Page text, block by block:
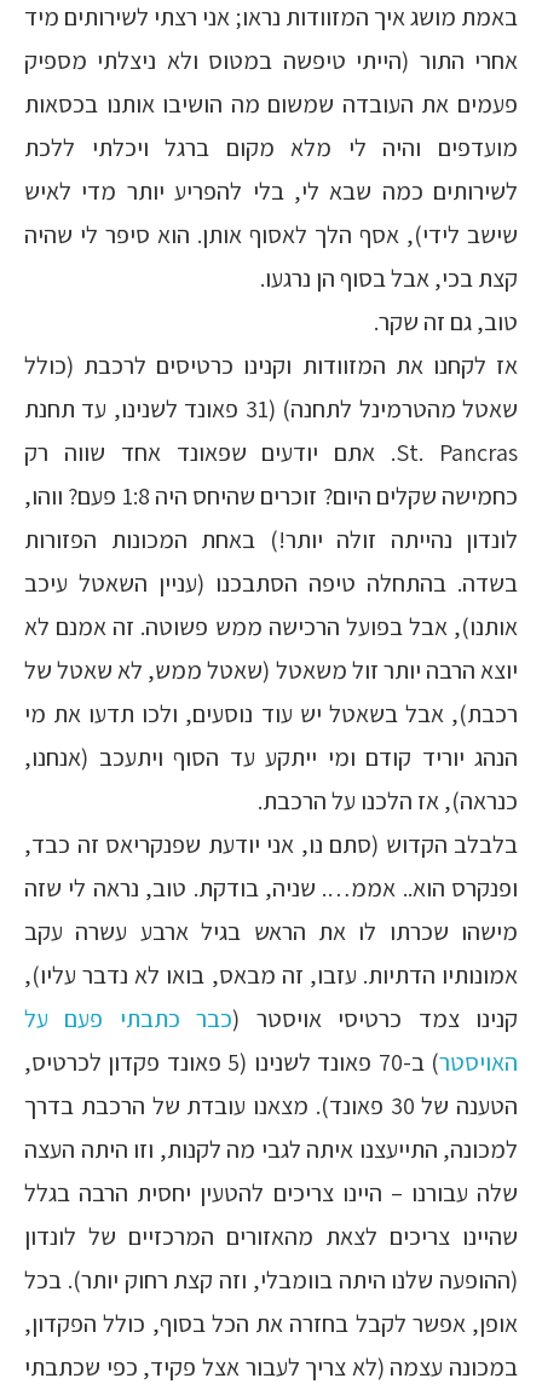
באמת מושג איך המזוודות נראו; אני רצתי לשירותים מיד
אחרי התור (הייתי טיפשה במטוס ולא ניצלתי מספיק
פעמים את העובדה שמשום מה הושיבו אותנו בכסאות
מועדפים והיה לי מלא מקום ברגל ויכלתי ללכת
לשירותים כמה שבא לי, בלי להפריע יותר מדי לאיש
שישב לידי), אסף הלך לאסוף אותן. הוא סיפר לי שהיה
קצת בכי, אבל בסוף הן נרגעו.
טוב, גם זה שקר.
אז לקחנו את המזוודות וקנינו כרטיסים לרכבת (כולל
שאטל מהטרמינל לתחנה) (31 פאונד לשנינו, עד תחנת
St. Pancras. אתם יודעים שפאונד אחד שווה רק
כחמישה שקלים היום? זוכרים שהיחס היה 1:8 פעם? ווהו,
לונדון נהייתה זולה יותר!) באחת המכונות הפזורות
בשדה. בהתחלה טיפה הסתבכנו (עניין השאטל עיכב
אותנו), אבל בפועל הרכישה ממש פשוטה. זה אמנם לא
יוצא הרבה יותר זול משאטל (שאטל ממש, לא שאטל של
רכבת), אבל בשאטל יש עוד נוסעים, ולכו תדעו את מי
הנהג יוריד קודם ומי ייתקע עד הסוף ויתעכב (אנחנו,
כנראה), אז הלכנו על הרכבת.
בלבלב הקדוש (סתם נו, אני יודעת שפנקריאס זה כבד,
ופנקרס הוא.. אממ…. שניה, בודקת. טוב, נראה לי שזה
מישהו שכרתו לו את הראש בגיל ארבע עשרה עקב
אמונותיו הדתיות. עזבו, זה מבאס, בואו לא נדבר עליו),
קנינו צמד כרטיסי אויסטר (כבר כתבתי פעם על
האויסטר
) ב-70 פאונד לשנינו (5 פאונד פקדון לכרטיס,
הטענה של 30 פאונד). מצאנו עובדת של הרכבת בדרך
למכונה, התייעצנו איתה לגבי מה לקנות, וזו היתה העצה
שלה עבורנו – היינו צריכים להטעין יחסית הרבה בגלל
שהיינו צריכים לצאת מהאזורים המרכזיים של לונדון
(ההופעה שלנו היתה בוומבלי, וזה קצת רחוק יותר). בכל
אופן, אפשר לקבל בחזרה את הכל בסוף, כולל הפקדון,
במכונה עצמה (לא צריך לעבור אצל פקיד, כפי שכתבתי